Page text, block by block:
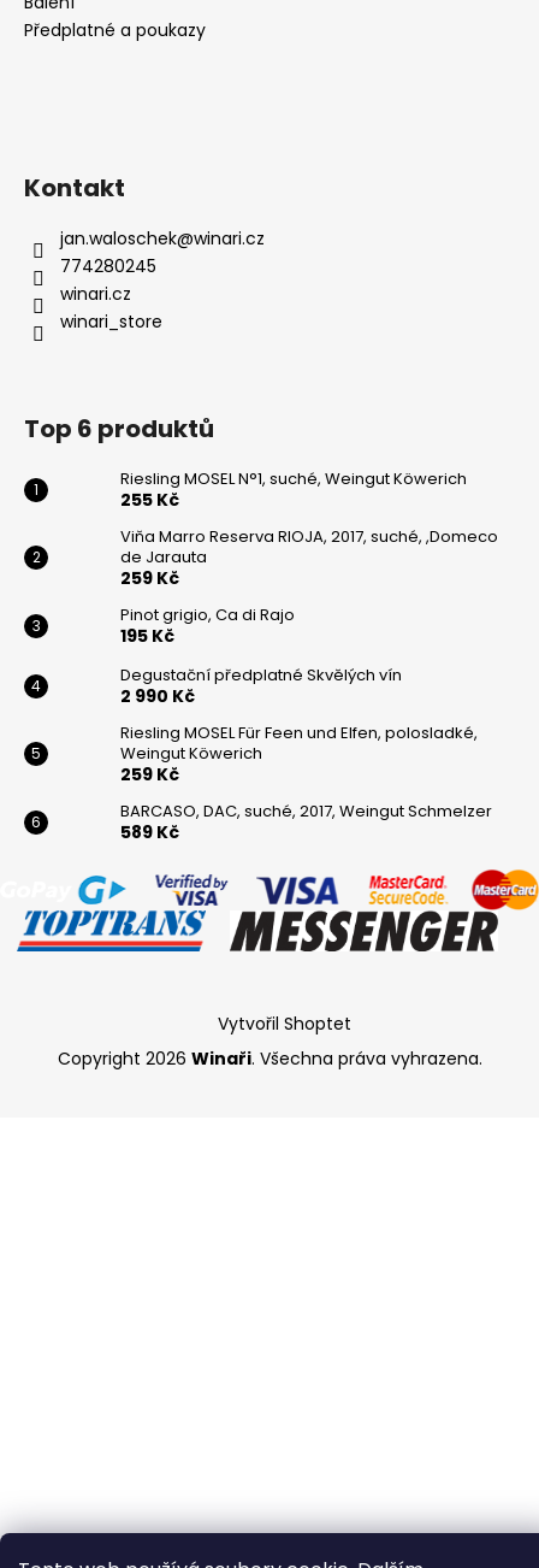
Předplatné a poukazy
Kontakt
jan.waloschek@winari.cz
774280245
winari.cz
winari_store
Top 6 produktů
Riesling MOSEL N°1, suché, Weingut Köwerich
255 Kč
Viňa Marro Reserva RIOJA, 2017, suché, ,Domeco
de Jarauta
259 Kč
Pinot grigio, Ca di Rajo
195 Kč
Degustační předplatné Skvělých vín
2 990 Kč
Riesling MOSEL Für Feen und Elfen, polosladké,
Weingut Köwerich
259 Kč
BARCASO, DAC, suché, 2017, Weingut Schmelzer
589 Kč
Vytvořil Shoptet
Copyright 2026 Winaři. Všechna práva vyhrazena.